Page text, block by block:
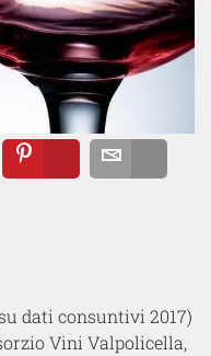
dati consuntivi 2017)
Vini Valpolicella,